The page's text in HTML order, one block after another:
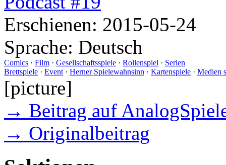
Erschienen: 2015-05-24
Sprache: Deutsch
Comics · Film · Gesellschaftsspiele · Rollenspiel · Serien
Brettspiele · Event · Herner Spielewahnsinn · Kartenspiele · Medien
[picture]
→ Beitrag auf
→ Originalbeitrag